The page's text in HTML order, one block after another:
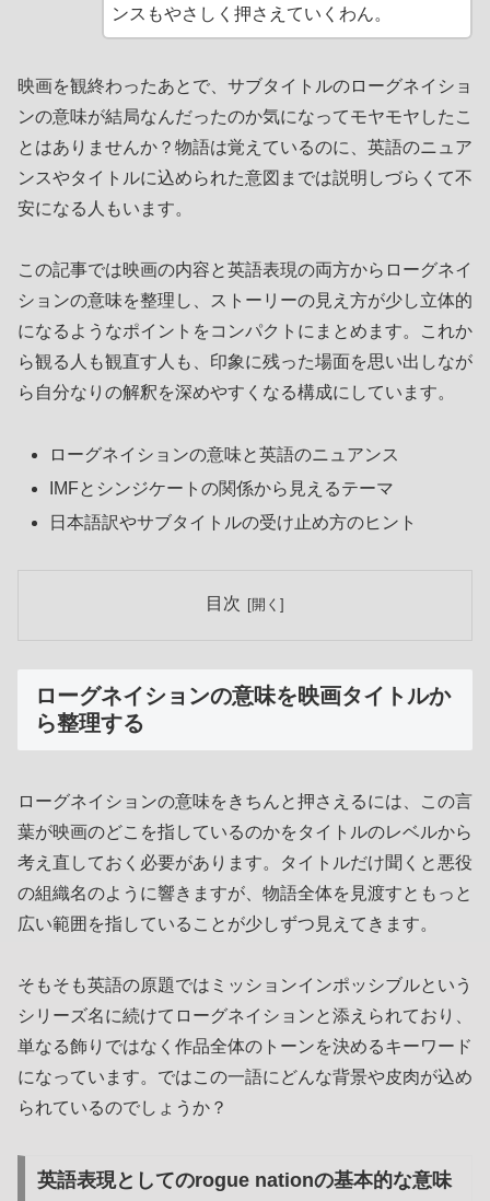
ンスもやさしく押さえていくわん。
映画を観終わったあとで、サブタイトルのローグネイショ
ンの意味が結局なんだったのか気になってモヤモヤしたこ
とはありませんか？物語は覚えているのに、英語のニュア
ンスやタイトルに込められた意図までは説明しづらくて不
安になる人もいます。
この記事では映画の内容と英語表現の両方からローグネイ
ションの意味を整理し、ストーリーの見え方が少し立体的
になるようなポイントをコンパクトにまとめます。これか
ら観る人も観直す人も、印象に残った場面を思い出しなが
ら自分なりの解釈を深めやすくなる構成にしています。
ローグネイションの意味と英語のニュアンス
IMFとシンジケートの関係から見えるテーマ
日本語訳やサブタイトルの受け止め方のヒント
目次
ローグネイションの意味を映画タイトルか
ら整理する
ローグネイションの意味をきちんと押さえるには、この言
葉が映画のどこを指しているのかをタイトルのレベルから
考え直しておく必要があります。タイトルだけ聞くと悪役
の組織名のように響きますが、物語全体を見渡すともっと
広い範囲を指していることが少しずつ見えてきます。
そもそも英語の原題ではミッションインポッシブルという
シリーズ名に続けてローグネイションと添えられており、
単なる飾りではなく作品全体のトーンを決めるキーワード
になっています。ではこの一語にどんな背景や皮肉が込め
られているのでしょうか？
英語表現としてのrogue nationの基本的な意味